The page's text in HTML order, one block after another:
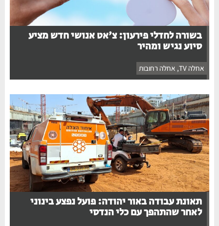
בשורה לחדלי פירעון: צ'אט אנושי חדש מציע
סיוע נגיש ומהיר
אחלה TV , אחלה רחובות
תאונת עבודה באור יהודה: פועל נפצע בינוני
לאחר שהתהפך עם כלי הנדסי